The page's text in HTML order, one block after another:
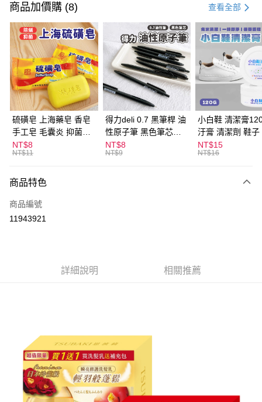
信用卡一次付款
超商取貨付款
LINE Pay
Apple Pay
街口支付
悠遊付
ATM付款
全家取貨付款
每筆NT$60，滿NT$599(含以上)免運費
付款後全家取貨
每筆NT$60，滿NT$599(含以上)免運費
每筆NT$120，滿NT$1,999(含以上)免運費
商品加價購 (8) 查看全部
硫磺皂 上海藥皂 香皂
手工皂 毛囊炎 抑菌除
蟎 清潔護膚 去油去痘
寵物皮膚病 狗狗貓咪
NT$8
NT$11
得力deli 0.7 黑筆桿 油
性原子筆 黑色筆芯
S304
NT$8
NT$9
小白鞋 清潔膏
汙膏 清潔劑 鞋子
漬 白皮鞋 鞋油
NT$15
NT$16
商品特色
商品編號
11943921
詳細說明 相關推薦